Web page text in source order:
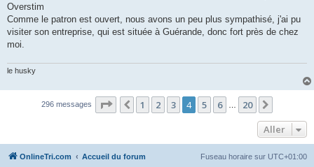
Overstim
Comme le patron est ouvert, nous avons un peu plus sympathisé, j'ai pu
visiter son entreprise, qui est située à Guérande, donc fort près de chez
moi.
le husky
296 messages Page 4sur
Précédent
1 2 3 4 5 6 20
Aller
OnlineTri.com Accueil du forum Fuseau horaire sur UTC+01:00